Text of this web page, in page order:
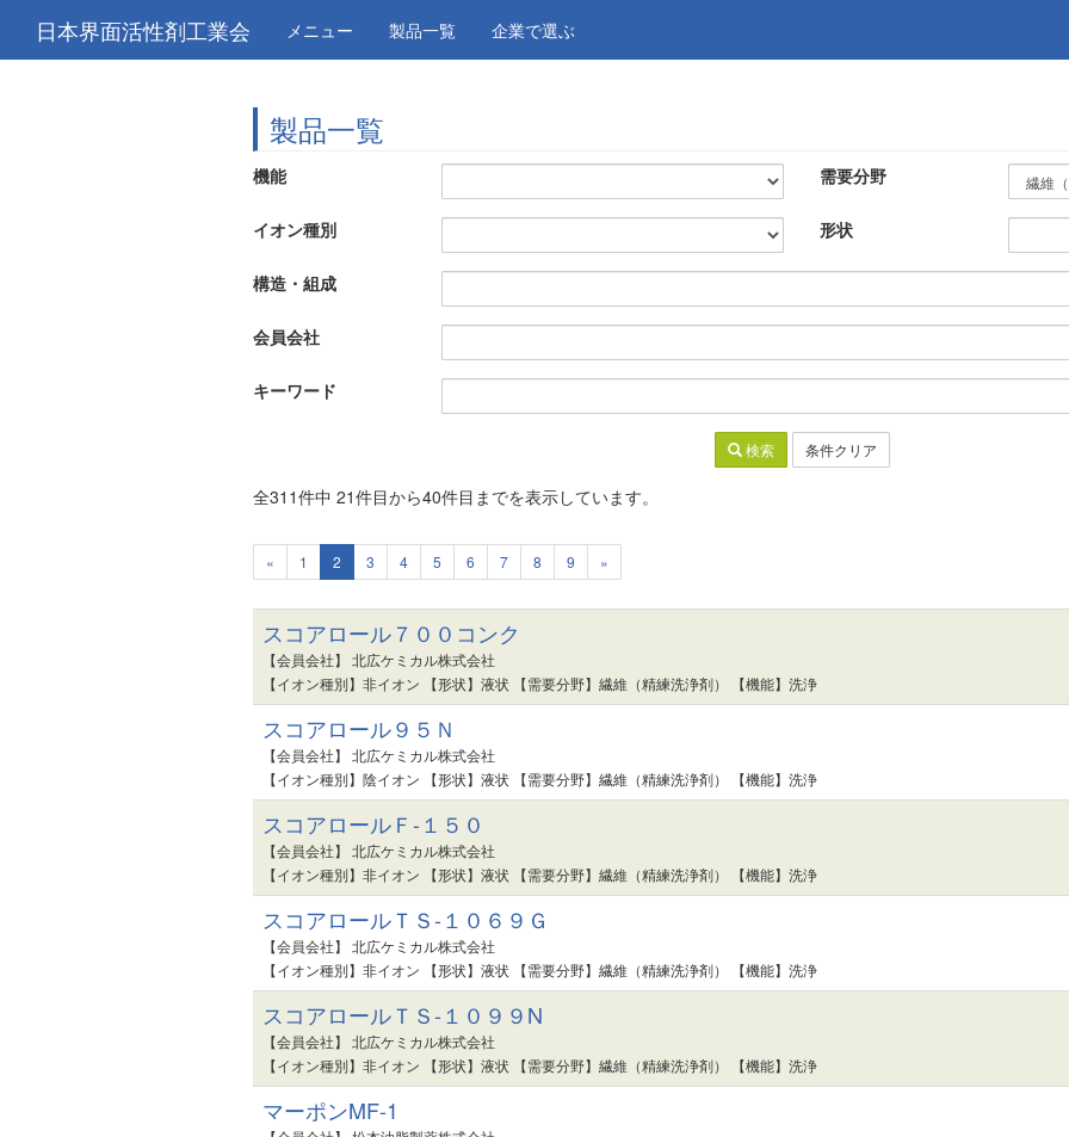
日本界面活性剤工業会 メニュー 製品一覧 企業で選ぶ
製品一覧
機能 需要分野
イオン種別 形状
構造・組成
会員会社
キーワード
検索 条件クリア
全311件中 21件目から40件目までを表示しています。
« 1 2 3 4 5 6 7 8 9 »
スコアロール７００コンク
【会員会社】 北広ケミカル株式会社
【イオン種別】非イオン 【形状】液状 【需要分野】繊維（精練洗浄剤） 【機能】洗浄
スコアロール９５Ｎ
【会員会社】 北広ケミカル株式会社
【イオン種別】陰イオン 【形状】液状 【需要分野】繊維（精練洗浄剤） 【機能】洗浄
スコアロールＦ-１５０
【会員会社】 北広ケミカル株式会社
【イオン種別】非イオン 【形状】液状 【需要分野】繊維（精練洗浄剤） 【機能】洗浄
スコアロールＴＳ-１０６９Ｇ
【会員会社】 北広ケミカル株式会社
【イオン種別】非イオン 【形状】液状 【需要分野】繊維（精練洗浄剤） 【機能】洗浄
スコアロールＴＳ-１０９９N
【会員会社】 北広ケミカル株式会社
【イオン種別】非イオン 【形状】液状 【需要分野】繊維（精練洗浄剤） 【機能】洗浄
マーポンMF-1